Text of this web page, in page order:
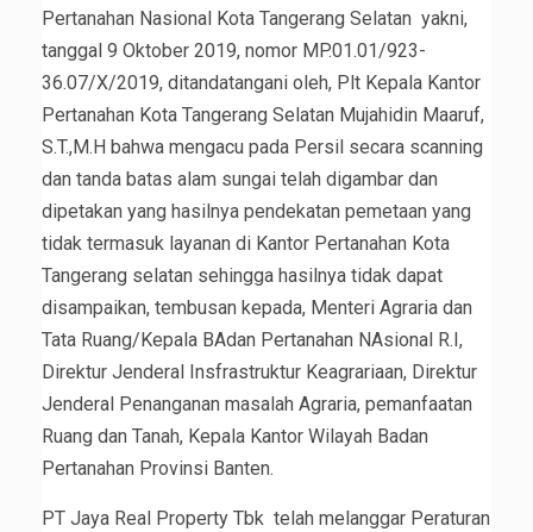
Pertanahan Nasional Kota Tangerang Selatan yakni,
tanggal 9 Oktober 2019, nomor MP.01.01/923-
36.07/X/2019, ditandatangani oleh, Plt Kepala Kantor
Pertanahan Kota Tangerang Selatan Mujahidin Maaruf,
S.T.,M.H bahwa mengacu pada Persil secara scanning
dan tanda batas alam sungai telah digambar dan
dipetakan yang hasilnya pendekatan pemetaan yang
tidak termasuk layanan di Kantor Pertanahan Kota
Tangerang selatan sehingga hasilnya tidak dapat
disampaikan, tembusan kepada, Menteri Agraria dan
Tata Ruang/Kepala BAdan Pertanahan NAsional R.I,
Direktur Jenderal Insfrastruktur Keagrariaan, Direktur
Jenderal Penanganan masalah Agraria, pemanfaatan
Ruang dan Tanah, Kepala Kantor Wilayah Badan
Pertanahan Provinsi Banten.
PT Jaya Real Property Tbk telah melanggar Peraturan